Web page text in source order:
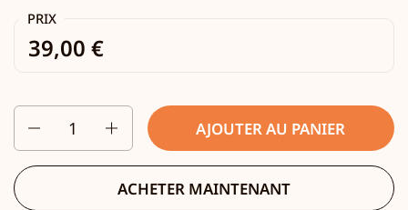
PRIX
39,00 €
AJOUTER AU PANIER
ACHETER MAINTENANT